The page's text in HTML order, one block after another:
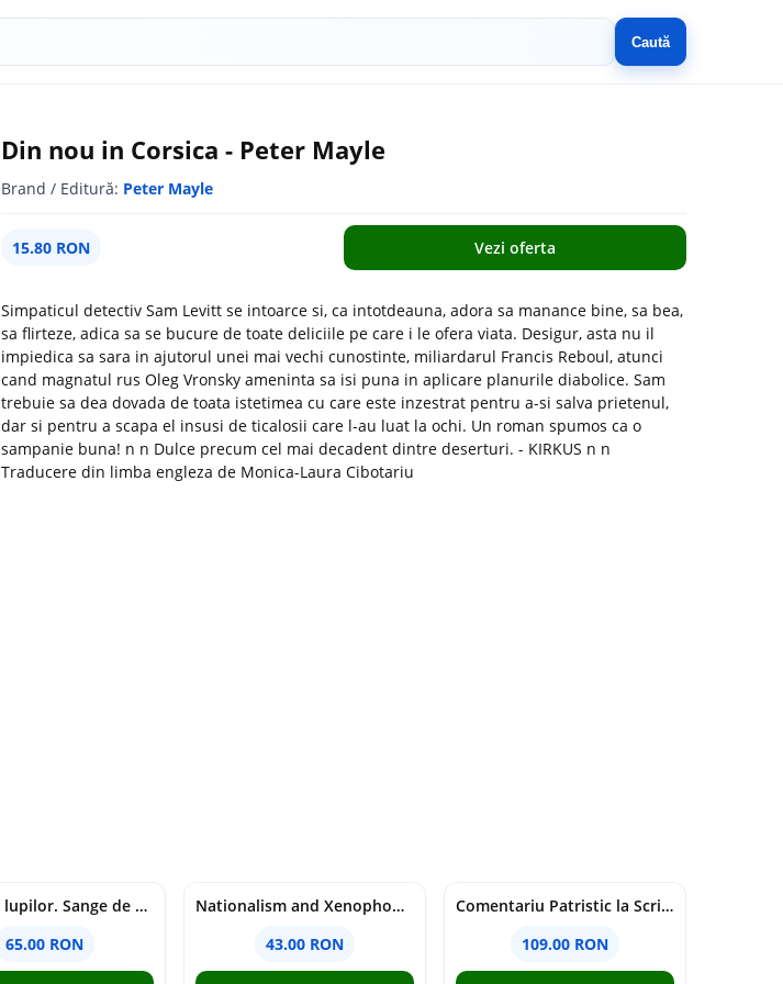
Caută
Din nou in Corsica - Peter Mayle
Brand / Editură: Peter Mayle
15.80 RON Vezi oferta
Simpaticul detectiv Sam Levitt se intoarce si, ca intotdeauna, adora sa manance bine, sa bea,
sa flirteze, adica sa se bucure de toate deliciile pe care i le ofera viata. Desigur, asta nu il
impiedica sa sara in ajutorul unei mai vechi cunostinte, miliardarul Francis Reboul, atunci
cand magnatul rus Oleg Vronsky ameninta sa isi puna in aplicare planurile diabolice. Sam
trebuie sa dea dovada de toata istetimea cu care este inzestrat pentru a-si salva prietenul,
dar si pentru a scapa el insusi de ticalosii care l-au luat la ochi. Un roman spumos ca o
sampanie buna! n n Dulce precum cel mai decadent dintre deserturi. - KIRKUS n n
Traducere din limba engleza de Monica-Laura Cibotariu
Pastorul lupilor. Sange de varcolac - Larisa Toader
65.00 RON
Nationalism and Xenophobia in Post-Soviet Russia - Ioana Madalina Miron
43.00 RON
Comentariu Patristic la Scriptura. Vechiul Testament II. Geneza, 12-50 - George Claudiu Tutu, Mark Sheridan, Alexander Baumgarten, Thomas C. Oden
109.00 RON